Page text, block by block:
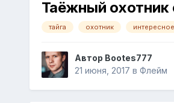
Таёжный охотник
тайга охотник интересное
Автор Bootes777
21 июня, 2017 в Флейм